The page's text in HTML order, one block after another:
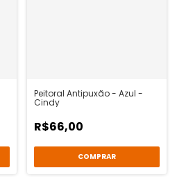
Peitoral Antipuxão - Azul -
Cindy
R$66,00
COMPRAR